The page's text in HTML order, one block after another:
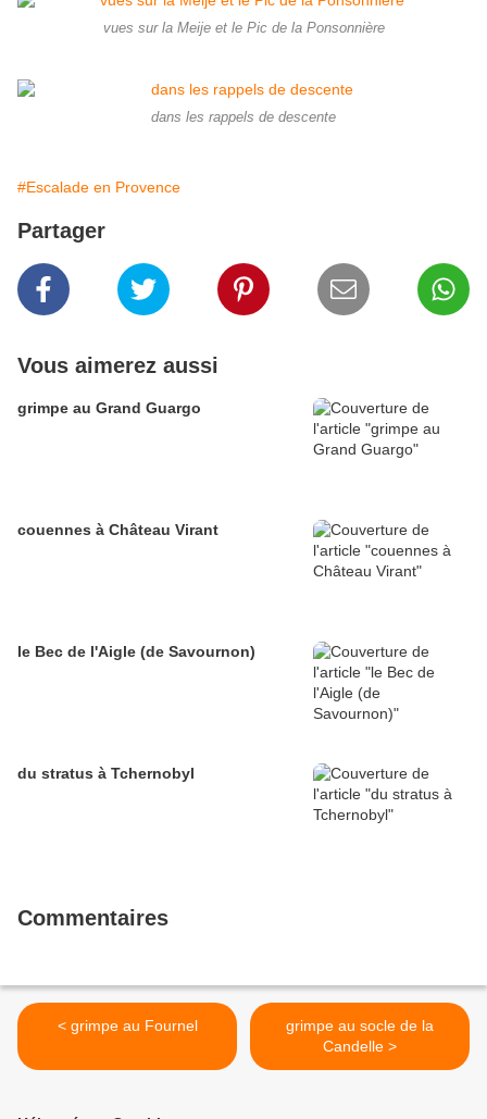
vues sur la Meije et le Pic de la Ponsonnière
dans les rappels de descente
#Escalade en Provence
Partager
Vous aimerez aussi
grimpe au Grand Guargo
couennes à Château Virant
le Bec de l'Aigle (de Savournon)
du stratus à Tchernobyl
Commentaires
< grimpe au Fournel
grimpe au socle de la
Candelle >